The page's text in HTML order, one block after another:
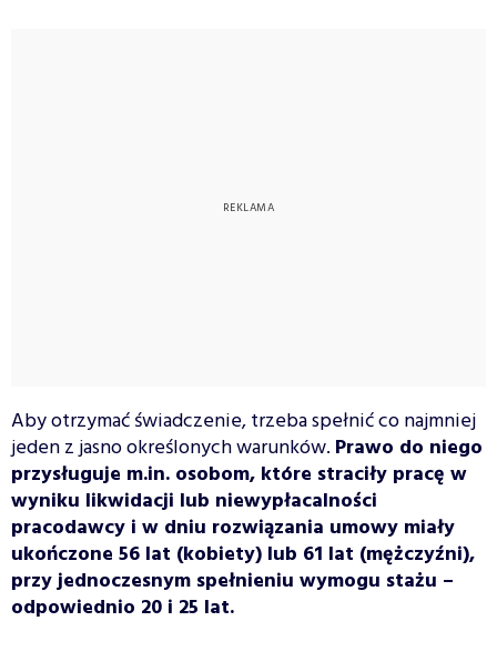
Aby otrzymać świadczenie, trzeba spełnić co najmniej
jeden z jasno określonych warunków. Prawo do niego
przysługuje m.in. osobom, które straciły pracę w
wyniku likwidacji lub niewypłacalności
pracodawcy i w dniu rozwiązania umowy miały
ukończone 56 lat (kobiety) lub 61 lat (mężczyźni),
przy jednoczesnym spełnieniu wymogu stażu –
odpowiednio 20 i 25 lat.